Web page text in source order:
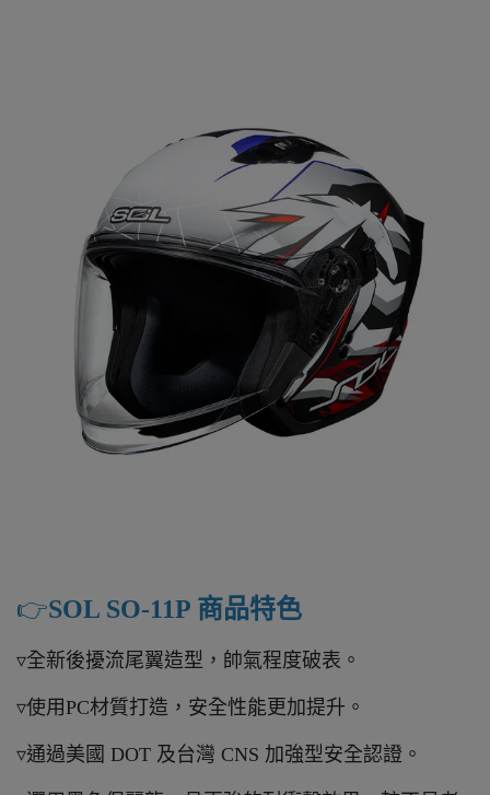
👉️SOL SO-11P 商品特色
▿全新後擾流尾翼造型，帥氣程度破表。
▿使用PC材質打造，安全性能更加提升。
▿通過美國 DOT 及台灣 CNS 加強型安全認證。